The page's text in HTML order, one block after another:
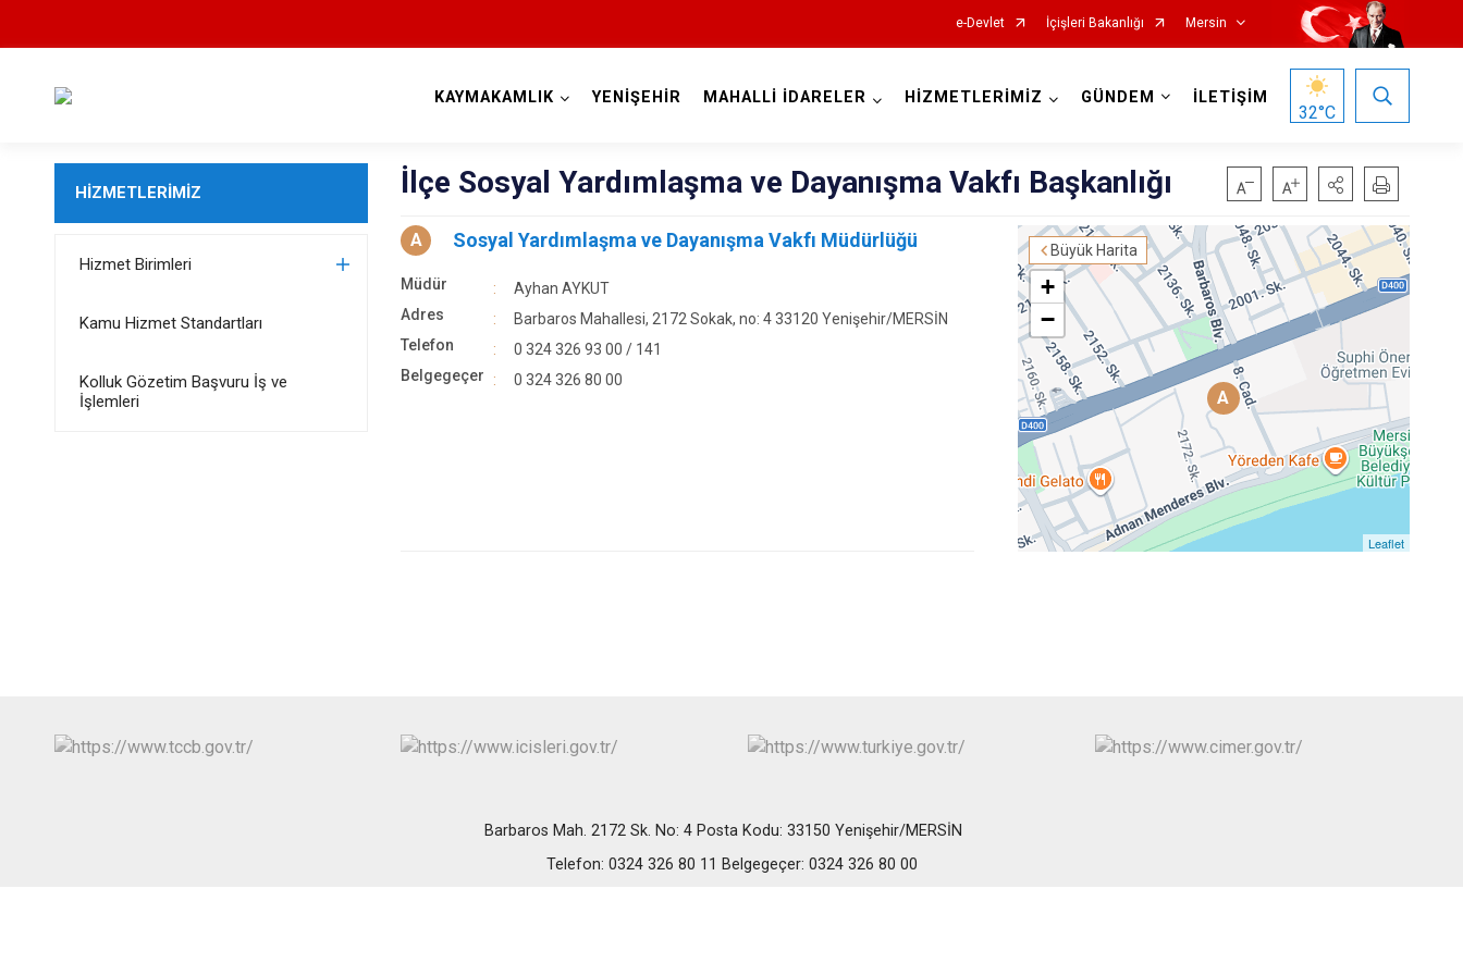
e-Devlet İçişleri Bakanlığı Mersin
Silifke
Tarsus
Akdeniz
Mezitli
Toroslar
Yenişehir
KAYMAKAMLIK YENİŞEHİR MAHALLİ İDARELER HİZMETLERİMİZ GÜNDEM İLETİŞİM
32°C
HİZMETLERİMİZ
Hizmet Birimleri
Kamu Hizmet Standartları
Kolluk Gözetim Başvuru İş ve
İşlemleri
İlçe Sosyal Yardımlaşma ve Dayanışma Vakfı Başkanlığı
Büyük Harita
A
+
−
Leaflet
A Sosyal Yardımlaşma ve Dayanışma Vakfı Müdürlüğü
Müdür
Ayhan AYKUT
Adres
Barbaros Mahallesi, 2172 Sokak, no: 4 33120 Yenişehir/MERSİN
Telefon
0 324 326 93 00 / 141
Belgegeçer
0 324 326 80 00
Barbaros Mah. 2172 Sk. No: 4 Posta Kodu: 33150 Yenişehir/MERSİN
Telefon: 0324 326 80 11 Belgegeçer: 0324 326 80 00